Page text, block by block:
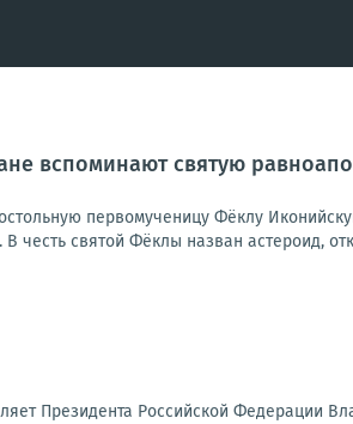
вспоминают святую
первомученицу Фёклу
честь святой Фёклы назван астероид,
Президента Российской Федерации